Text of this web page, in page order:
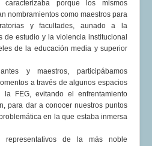
porque los mismos
nombramientos como maestros para
y facultades, aunado a la
de estudio y la violencia institucional
de la educación media y superior
y maestros, participábamos
a través de algunos espacios
FEG, evitando el enfrentamiento
para dar a conocer nuestros puntos
en la que estaba inmersa
representativos de la más noble